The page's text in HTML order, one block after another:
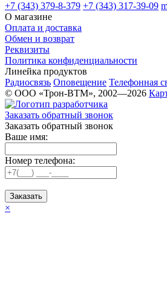
+7 (343) 379-8-379 +7 (343) 317-39-09
О магазине
Оплата и доставка
Обмен и возврат
Реквизиты
Политика конфиденциальности
Линейка продуктов
Радиосвязь Оповещение Телефонная
© ООО «Трон-ВТМ», 2002—2026
Заказать обратный звонок
Заказать обратный звонок
Ваше имя:
Номер телефона:
Заказать
×